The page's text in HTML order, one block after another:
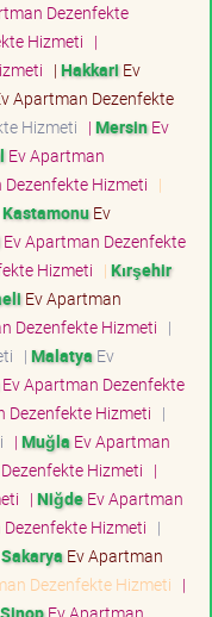
Dezenfekte
Hizmeti |
| Hakkari Ev
Apartman Dezenfekte
Hizmeti | MersinEv
Ev Apartman
Hizmeti |
KastamonuEv
Ev Apartman Dezenfekte
Hizmeti | Kırşehir
Ev Apartman
Dezenfekte Hizmeti |
| Malatya Ev
Ev Apartman Dezenfekte
Dezenfekte Hizmeti |
| Muğla Ev Apartman
Hizmeti |
| NiğdeEv Apartman
Hizmeti |
Sakarya Ev Apartman
Dezenfekte Hizmeti |